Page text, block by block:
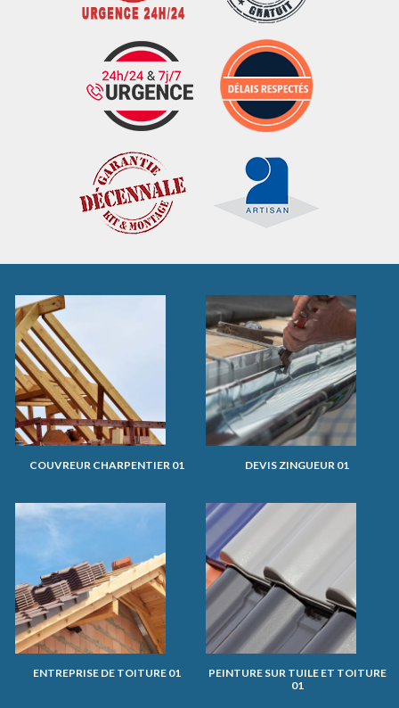
COUVREUR CHARPENTIER 01 DEVIS ZINGUEUR 01
ENTREPRISE DE TOITURE 01
PEINTURE SUR TUILE ET TOITURE
01